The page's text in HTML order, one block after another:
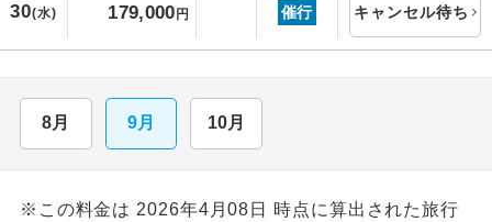
30(水) 179,000 円 催行 キャンセル待ち
8月 9月 10月
※この料金は 2026年4月08日 時点に算出された旅行